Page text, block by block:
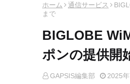
ホーム 通信サービス
まで
BIGLOBE
ポンの提供開
GAPSIS編集部 2025